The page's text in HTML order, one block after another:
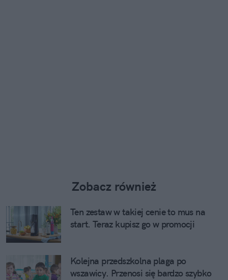
Zobacz również
Ten zestaw w takiej cenie to mus na
start. Teraz kupisz go w promocji
Kolejna przedszkolna plaga po
wszawicy. Przenosi się bardzo szybko